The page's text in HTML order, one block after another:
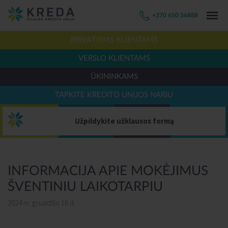
+370 650 56888
PRIVATIEMS KLIENTAMS
VERSLO KLIENTAMS
ŪKININKAMS
TAPKITE KREDITO UNIJOS NARIU
Užpildykite užklausos formą
INFORMACIJA APIE MOKĖJIMUS
ŠVENTINIU LAIKOTARPIU